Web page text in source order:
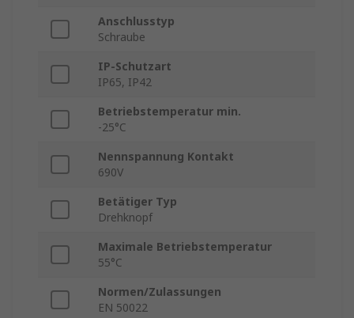
Anschlusstyp
Schraube
IP-Schutzart
IP65, IP42
Betriebstemperatur min.
-25°C
Nennspannung Kontakt
690V
Betätiger Typ
Drehknopf
Maximale Betriebstemperatur
55°C
Normen/Zulassungen
EN 50022